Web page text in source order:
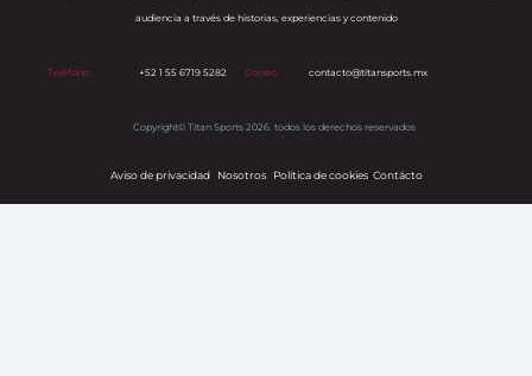
audiencia a través de historias, experiencias y contenido
Teléfono: +52 1 55 6719 5282 Correo: contacto@titansports.mx
Copyright© Titan Sports 2026. todos los derechos reservados
Aviso de privacidad Nosotros Política de cookiess Contácto